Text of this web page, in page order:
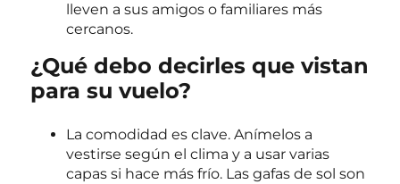
lleven a sus amigos o familiares más
cercanos.
¿Qué debo decirles que vistan
para su vuelo?
La comodidad es clave. Anímelos a
vestirse según el clima y a usar varias
capas si hace más frío. Las gafas de sol son